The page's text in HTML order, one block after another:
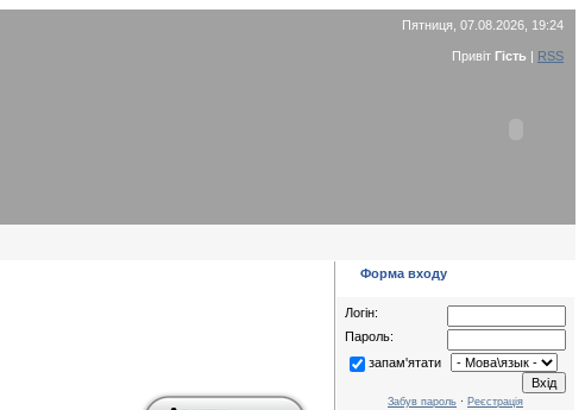
Пятниця, 07.08.2026, 19:24
Привіт Гість | RSS
Форма входу
Логін:
Пароль:
запам'ятати
Забув пароль · Реєстрація